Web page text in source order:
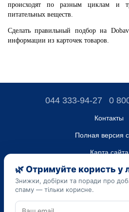
происходят по разным циклам и
питательных веществ.
Сделать правильный подбор на
информации из карточек товаров.
044 333-94-27 0
Контакты
Полная версия
Карта сайта
ТОВ “ДО
Код ЄДРПОУ
Дата регистрации
Приведенная на сайте